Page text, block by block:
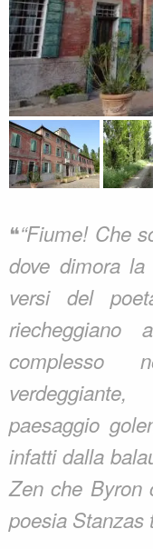
❝“Fiume! Che
dove dimora
versi del
riecheggiano
complesso
paesaggio
infatti dalla
Zen che Byron
poesia Stanzas